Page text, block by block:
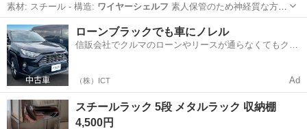
素材: スチール - 構造: ワイヤーシェルフ
ご…
東京 葛飾区 八潮駅 収納家具
ローンブラックでも車にノレル
信販会社でクルマのローンやリースが通らなくてもクル
（株）ICT Ad
スチールラック 5段 メタルラック 収納棚
4,500円